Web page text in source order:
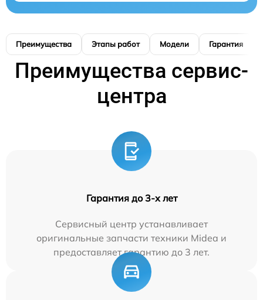
Преимущества Этапы работ Модели Гарантия
Преимущества сервис-
центра
Гарантия до 3-х лет
Сервисный центр устанавливает
оригинальные запчасти техники Midea и
предоставляет гарантию до 3 лет.